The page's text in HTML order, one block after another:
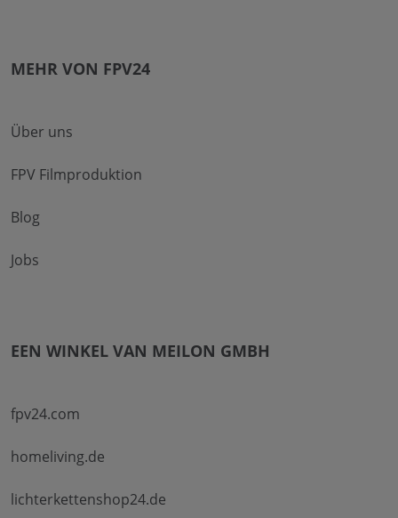
MEHR VON FPV24
Über uns
FPV Filmproduktion
Blog
Jobs
EEN WINKEL VAN MEILON GMBH
fpv24.com
homeliving.de
lichterkettenshop24.de